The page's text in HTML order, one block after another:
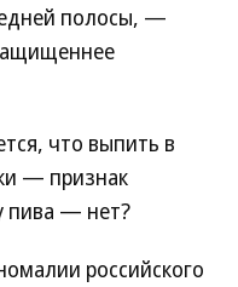
полосы, —
что выпить в
— признак
пива — нет?
российского